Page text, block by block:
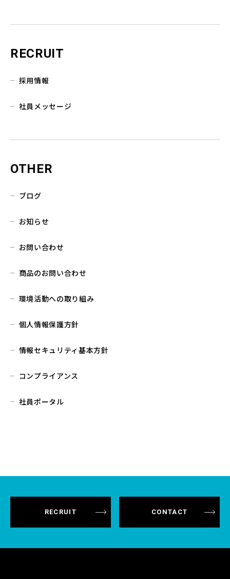
RECRUIT
採用情報
社員メッセージ
OTHER
ブログ
お知らせ
お問い合わせ
商品のお問い合わせ
環境活動への取り組み
個人情報保護方針
情報セキュリティ基本方針
コンプライアンス
社員ポータル
RECRUIT CONTACT